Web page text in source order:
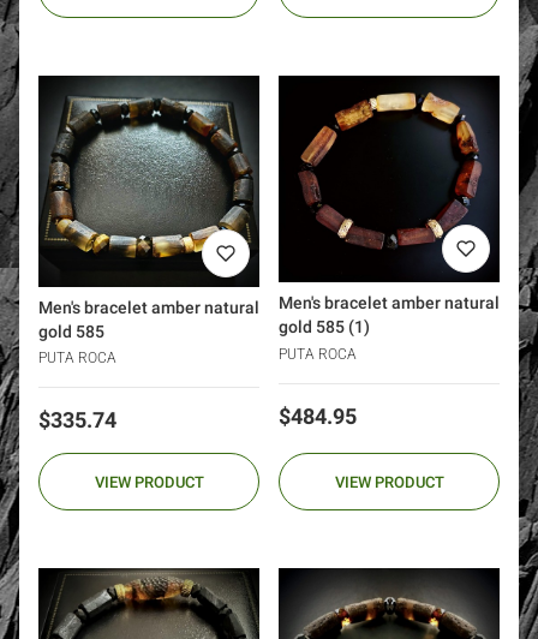
Men's bracelet amber natural
gold 585
PUTA ROCA
Price
$335.74
VIEW PRODUCT
Men's bracelet amber natural
gold 585 (1)
PUTA ROCA
Price
$484.95
VIEW PRODUCT